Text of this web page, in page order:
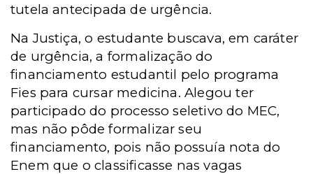
tutela antecipada de urgência.
Na Justiça, o estudante buscava, em caráter
de urgência, a formalização do
financiamento estudantil pelo programa
Fies para cursar medicina. Alegou ter
participado do processo seletivo do MEC,
mas não pôde formalizar seu
financiamento, pois não possuía nota do
Enem que o classificasse nas vagas